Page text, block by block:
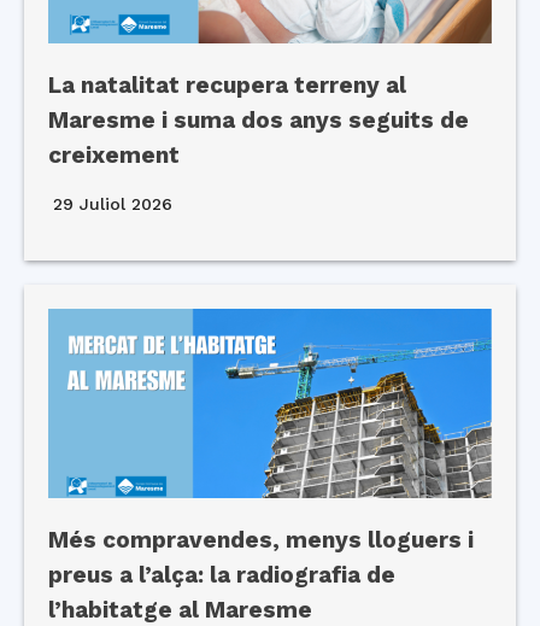
La natalitat recupera terreny al
Maresme i suma dos anys seguits de
creixement
29 Juliol 2026
Més compravendes, menys lloguers i
preus a l’alça: la radiografia de
l’habitatge al Maresme